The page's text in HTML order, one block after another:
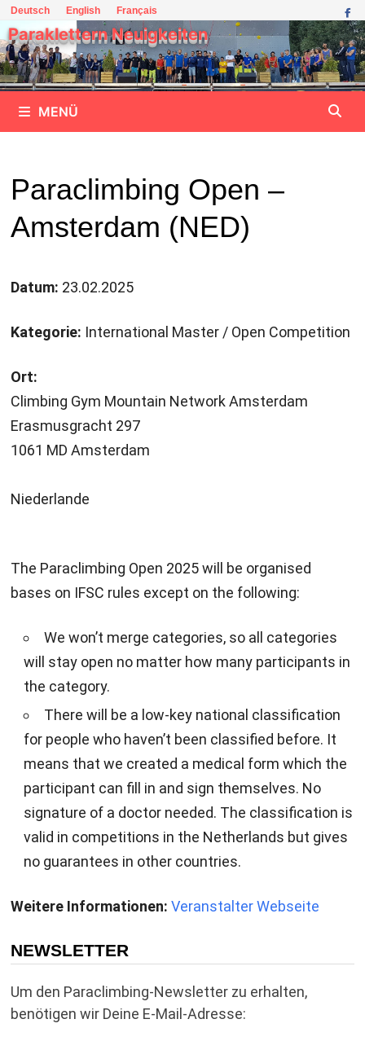
Zum
Inhalt
springen
Deutsch English Français
Paraklettern Neuigkeiten
MENÜ
Paraclimbing Open –
Amsterdam (NED)
Datum: 23.02.2025
Kategorie: International Master / Open Competition
Ort:
Climbing Gym Mountain Network Amsterdam
Erasmusgracht 297
1061 MD Amsterdam
Niederlande
The Paraclimbing Open 2025 will be organised
bases on IFSC rules except on the following:
We won’t merge categories, so all categories
will stay open no matter how many participants in
the category.
There will be a low-key national classification
for people who haven’t been classified before. It
means that we created a medical form which the
participant can fill in and sign themselves. No
signature of a doctor needed. The classification is
valid in competitions in the Netherlands but gives
no guarantees in other countries.
Weitere Informationen: Veranstalter Webseite
NEWSLETTER
Um den Paraclimbing-Newsletter zu erhalten,
benötigen wir Deine E-Mail-Adresse: